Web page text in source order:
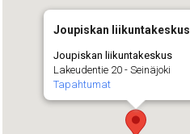
Joupiskan liikuntakeskus
Joupiskan liikuntakeskus
Lakeudentie 20 - Seinäjoki
Tapahtumat